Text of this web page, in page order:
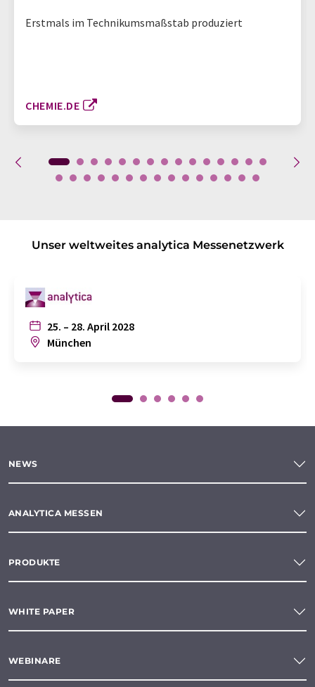
Erstmals im Technikumsmaßstab produziert
CHEMIE.DE
Unser weltweites analytica Messenetzwerk
25. – 28. April 2028
München
NEWS
ANALYTICA MESSEN
PRODUKTE
WHITE PAPER
WEBINARE